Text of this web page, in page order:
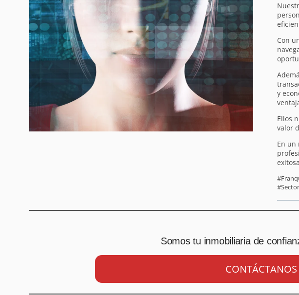
Con
y
Ellos
valor
En un
Somos tu inmobiliaria de